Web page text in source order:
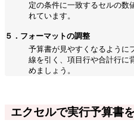
定の条件に一致するセルの数
れています。
５．フォーマットの調整
予算書が見やすくなるように
線を引く、項目行や合計行に
めましょう。
エクセルで実行予算書